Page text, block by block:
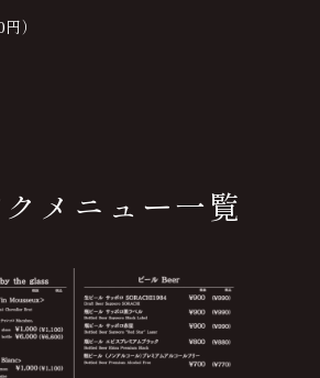
）
クメニュー一覧